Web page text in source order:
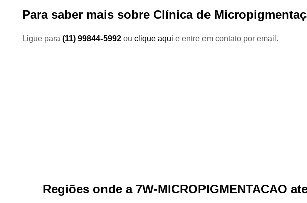
Para saber mais sobre Clínica de
Ligue para (11) 99844-5992 ou clique aqui e entre em contato por email.
Regiões onde a 7W-MICROPIGMENTACAO